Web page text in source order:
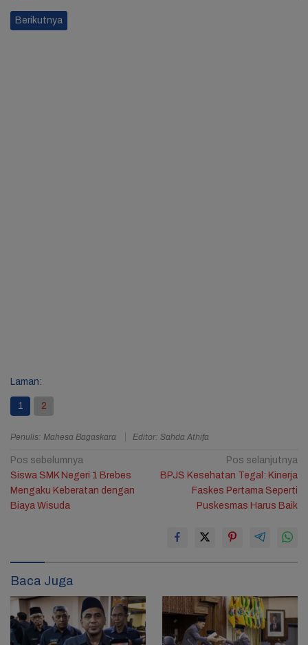
Berikutnya
Laman:
1 2
Penulis: Mahesa Bagaskara Editor: Sahda Athifa
Navigasi
pos
Pos sebelumnya
Siswa SMK Negeri 1 Brebes
Mengaku Keberatan dengan
Biaya Wisuda
Pos selanjutnya
BPJS Kesehatan Tegal: Kinerja
Faskes Pertama Seperti
Puskesmas Harus Baik
Baca Juga